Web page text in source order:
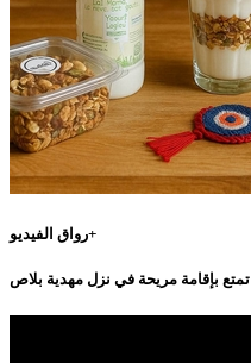
رواق الفيديو+
تمتع بإقامة مريحة في نزل مهدية بلاص